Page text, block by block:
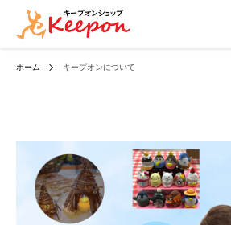
ホーム キープオンについて